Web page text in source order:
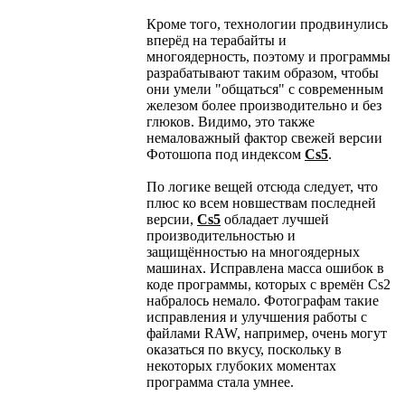
Кроме того, технологии продвинулись
вперёд на терабайты и
многоядерность, поэтому и программы
разрабатывают таким образом, чтобы
они умели "общаться" с современным
железом более производительно и без
глюков. Видимо, это также
немаловажный фактор свежей версии
Фотошопа под индексом Cs5.
По логике вещей отсюда следует, что
плюс ко всем новшествам последней
версии, Cs5 обладает лучшей
производительностью и
защищённостью на многоядерных
машинах. Исправлена масса ошибок в
коде программы, которых с времён Cs2
набралось немало. Фотографам такие
исправления и улучшения работы с
файлами RAW, например, очень могут
оказаться по вкусу, поскольку в
некоторых глубоких моментах
программа стала умнее.